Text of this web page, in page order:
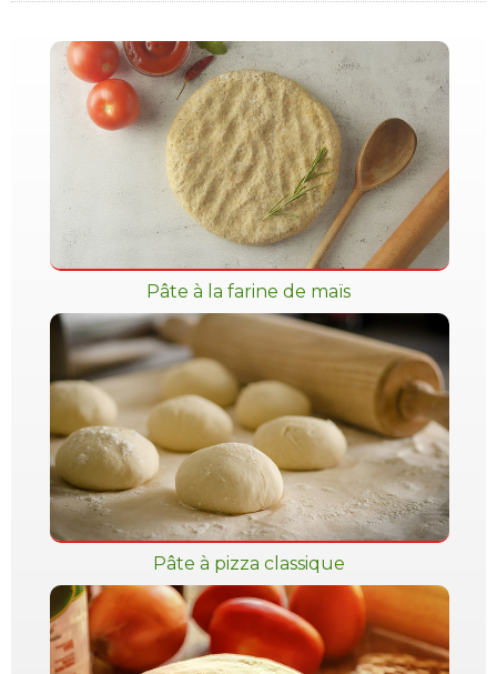
Pâte à la farine de maïs
Pâte à pizza classique